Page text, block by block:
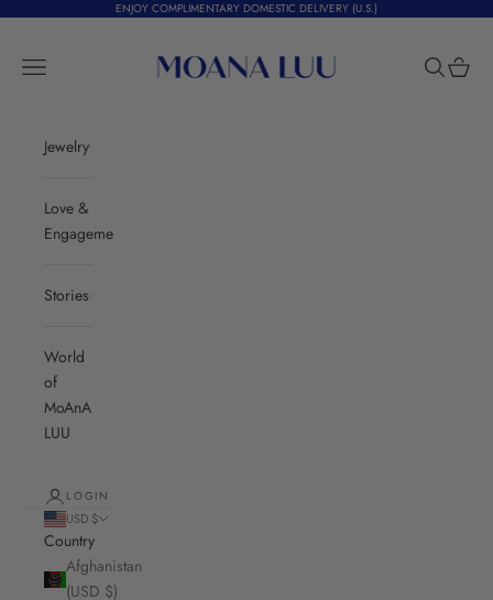
ENJOY COMPLIMENTARY DOMESTIC DELIVERY (U.S.)
Navigation menu
Search
Cart
Jewelry
Love &
Engagement
Stories
World
of
MoAnA
LUU
LOGIN
USD $
Country
Afghanistan
(USD $)